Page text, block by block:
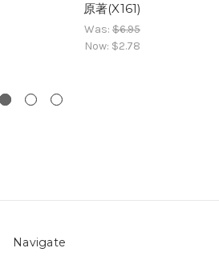
原著(X161)
Was: $6.95
Now: $2.78
Navigate